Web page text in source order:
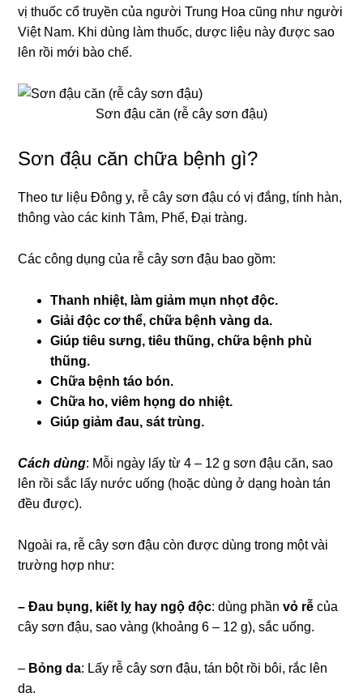
vị thuốc cổ truyền của người Trung Hoa cũng như người
Việt Nam. Khi dùng làm thuốc, dược liệu này được sao
lên rồi mới bào chế.
Sơn đậu căn (rễ cây sơn đậu)
Sơn đậu căn chữa bệnh gì?
Theo tư liệu Đông y, rễ cây sơn đậu có vị đắng, tính hàn,
thông vào các kinh Tâm, Phế, Đại tràng.
Các công dụng của rễ cây sơn đậu bao gồm:
Thanh nhiệt, làm giảm mụn nhọt độc.
Giải độc cơ thể, chữa bệnh vàng da.
Giúp tiêu sưng, tiêu thũng, chữa bệnh phù
thũng.
Chữa bệnh táo bón.
Chữa ho, viêm họng do nhiệt.
Giúp giảm đau, sát trùng.
Cách dùng: Mỗi ngày lấy từ 4 – 12 g sơn đậu căn, sao
lên rồi sắc lấy nước uống (hoặc dùng ở dạng hoàn tán
đều được).
Ngoài ra, rễ cây sơn đậu còn được dùng trong một vài
trường hợp như:
– Đau bụng, kiết lỵ hay ngộ độc: dùng phầnvỏ rễ của
cây sơn đậu, sao vàng (khoảng 6 – 12 g), sắc uống.
– Bỏng da: Lấy rễ cây sơn đậu, tán bột rồi bôi, rắc lên
da.